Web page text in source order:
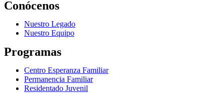
Conócenos
Nuestro Legado
Nuestro Equipo
Programas
Centro Esperanza Familiar
Permanencia Familiar
Residentado Juvenil